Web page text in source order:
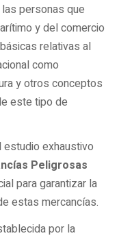
personas que
y del comercio
relativas al
como
y otros conceptos
este tipo de
exhaustivo
Peligrosas
para garantizar la
estas mercancías.
por la